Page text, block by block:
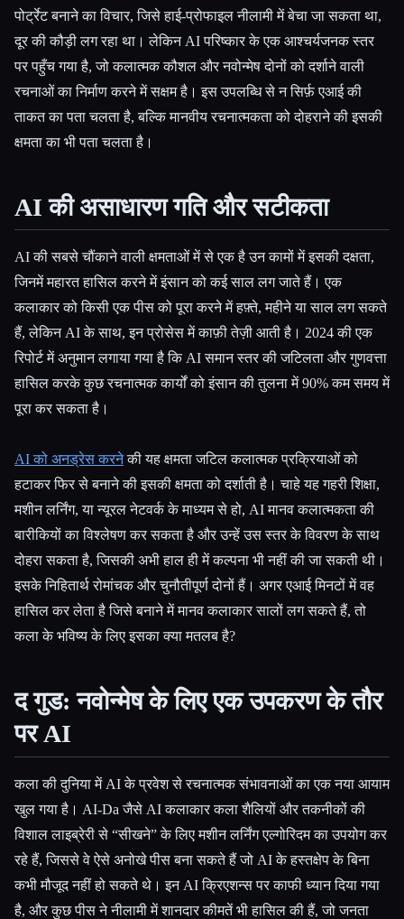
पोर्ट्रेट बनाने का विचार, जिसे हाई-प्रोफाइल नीलामी में बेचा जा सकता था,
दूर की कौड़ी लग रहा था। लेकिन AI परिष्कार के एक आश्चर्यजनक स्तर
पर पहुँच गया है, जो कलात्मक कौशल और नवोन्मेष दोनों को दर्शाने वाली
रचनाओं का निर्माण करने में सक्षम है। इस उपलब्धि से न सिर्फ़ एआई की
ताकत का पता चलता है, बल्कि मानवीय रचनात्मकता को दोहराने की इसकी
क्षमता का भी पता चलता है।
AI की असाधारण गति और सटीकता
AI की सबसे चौंकाने वाली क्षमताओं में से एक है उन कामों में इसकी दक्षता,
जिनमें महारत हासिल करने में इंसान को कई साल लग जाते हैं। एक
कलाकार को किसी एक पीस को पूरा करने में हफ़्ते, महीने या साल लग सकते
हैं, लेकिन AI के साथ, इन प्रोसेस में काफ़ी तेज़ी आती है। 2024 की एक
रिपोर्ट में अनुमान लगाया गया है कि AI समान स्तर की जटिलता और गुणवत्ता
हासिल करके कुछ रचनात्मक कार्यों को इंसान की तुलना में 90% कम समय में
पूरा कर सकता है।
AI को अनड्रेस करनेकी यह क्षमता जटिल कलात्मक प्रक्रियाओं को
हटाकर फिर से बनाने की इसकी क्षमता को दर्शाती है। चाहे यह गहरी शिक्षा,
मशीन लर्निंग, या न्यूरल नेटवर्क के माध्यम से हो, AI मानव कलात्मकता की
बारीकियों का विश्लेषण कर सकता है और उन्हें उस स्तर के विवरण के साथ
दोहरा सकता है, जिसकी अभी हाल ही में कल्पना भी नहीं की जा सकती थी।
इसके निहितार्थ रोमांचक और चुनौतीपूर्ण दोनों हैं। अगर एआई मिनटों में वह
हासिल कर लेता है जिसे बनाने में मानव कलाकार सालों लग सकते हैं, तो
कला के भविष्य के लिए इसका क्या मतलब है?
द गुड: नवोन्मेष के लिए एक उपकरण के तौर
पर AI
कला की दुनिया में AI के प्रवेश से रचनात्मक संभावनाओं का एक नया आयाम
खुल गया है। AI-Da जैसे AI कलाकार कला शैलियों और तकनीकों की
विशाल लाइब्रेरी से “सीखने” के लिए मशीन लर्निंग एल्गोरिदम का उपयोग कर
रहे हैं, जिससे वे ऐसे अनोखे पीस बना सकते हैं जो AI के हस्तक्षेप के बिना
कभी मौजूद नहीं हो सकते थे। इन AI क्रिएशन्स पर काफी ध्यान दिया गया
है, और कुछ पीस ने नीलामी में शानदार कीमतें भी हासिल की हैं, जो जनता